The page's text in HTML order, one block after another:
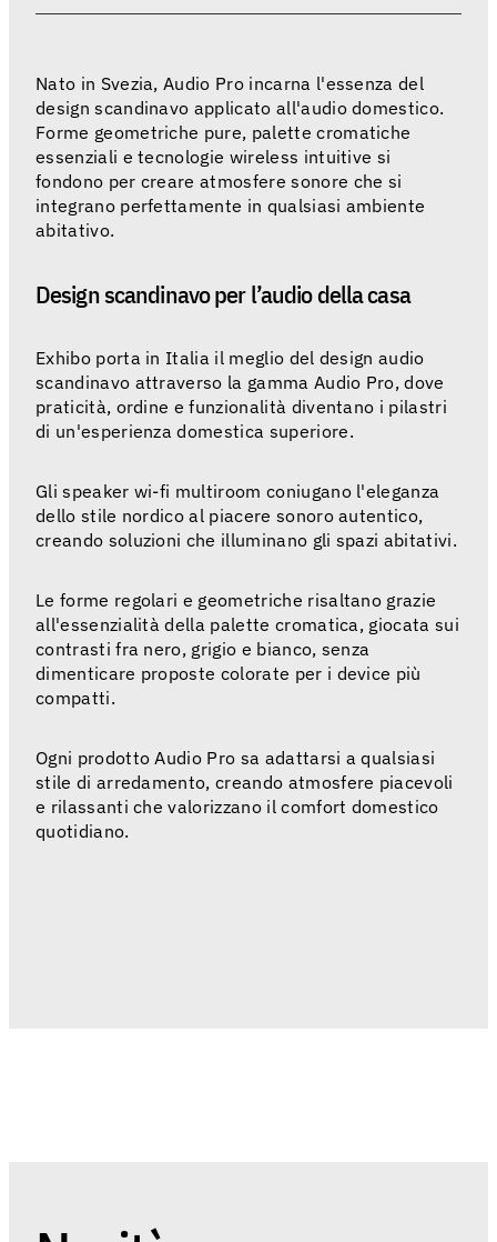
Nato in Svezia, Audio Pro incarna l'essenza del
design scandinavo applicato all'audio domestico.
Forme geometriche pure, palette cromatiche
essenziali e tecnologie wireless intuitive si
fondono per creare atmosfere sonore che si
integrano perfettamente in qualsiasi ambiente
abitativo.
Design scandinavo per l’audio della casa
Exhibo porta in Italia il meglio del design audio
scandinavo attraverso la gamma Audio Pro, dove
praticità, ordine e funzionalità diventano i pilastri
di un'esperienza domestica superiore.
Gli speaker wi-fi multiroom coniugano l'eleganza
dello stile nordico al piacere sonoro autentico,
creando soluzioni che illuminano gli spazi abitativi.
Le forme regolari e geometriche risaltano grazie
all'essenzialità della palette cromatica, giocata sui
contrasti fra nero, grigio e bianco, senza
dimenticare proposte colorate per i device più
compatti.
Ogni prodotto Audio Pro sa adattarsi a qualsiasi
stile di arredamento, creando atmosfere piacevoli
e rilassanti che valorizzano il comfort domestico
quotidiano.